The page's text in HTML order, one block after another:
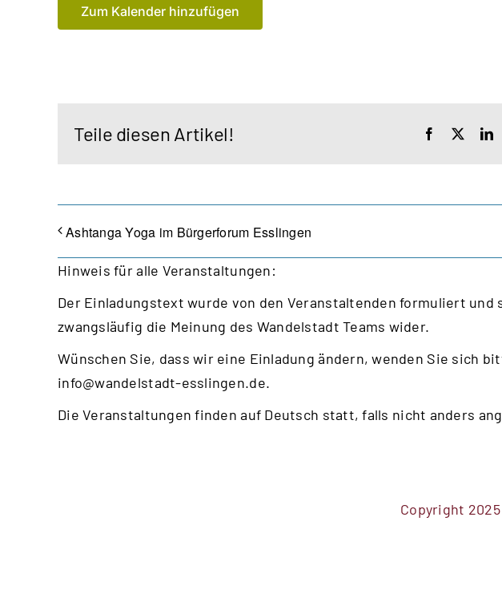
Zum Kalender hinzufügen
Teile diesen Artikel! Facebook
Ashtanga Yoga im Bürgerforum Esslingen
Hinweis für alle Veranstaltungen:
Der Einladungstext wurde von den Veranstaltenden formuliert und
zwangsläufig die Meinung des Wandelstadt Teams wider.
Wünschen Sie, dass wir eine Einladung ändern, wenden Sie sich
info@wandelstadt-esslingen.de.
Die Veranstaltungen finden auf Deutsch statt, falls nicht anders
Copyright 2025